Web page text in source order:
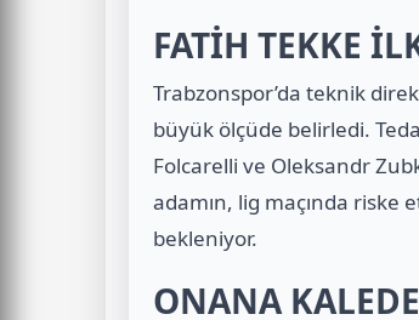
FATİH TEKKE
Trabzonspor’da teknik
büyük ölçüde belirledi.
Folcarelli ve Oleksandr
adamın, lig maçında riske
bekleniyor.
ONANA